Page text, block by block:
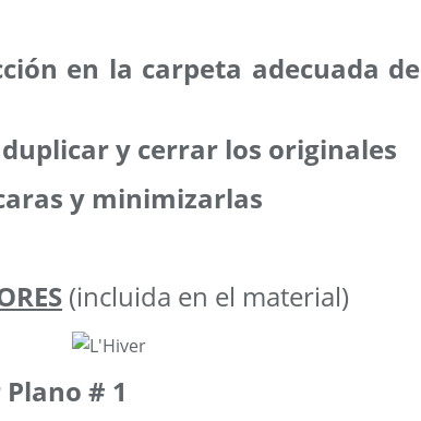
en la carpeta adecuada de
y cerrar los originales
y minimizarlas
(incluida en el material)
# 1